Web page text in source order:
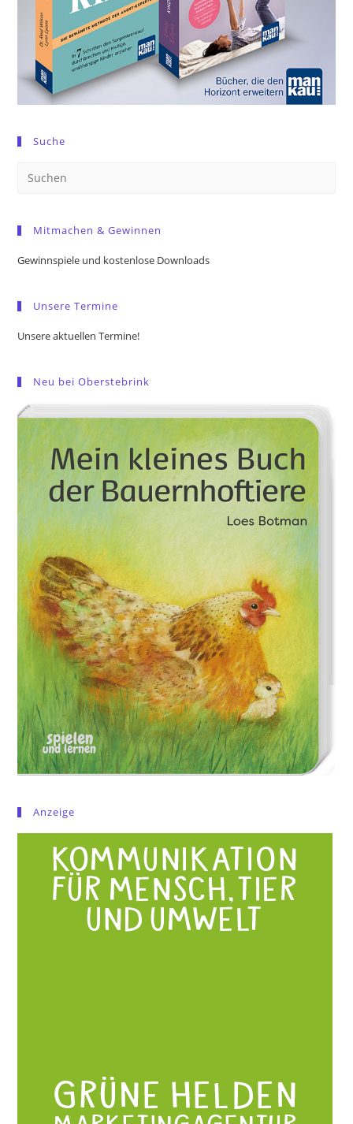
Suche
Mitmachen & Gewinnen
Gewinnspiele und kostenlose Downloads
Unsere Termine
Unsere aktuellen Termine!
Neu bei Oberstebrink
Anzeige